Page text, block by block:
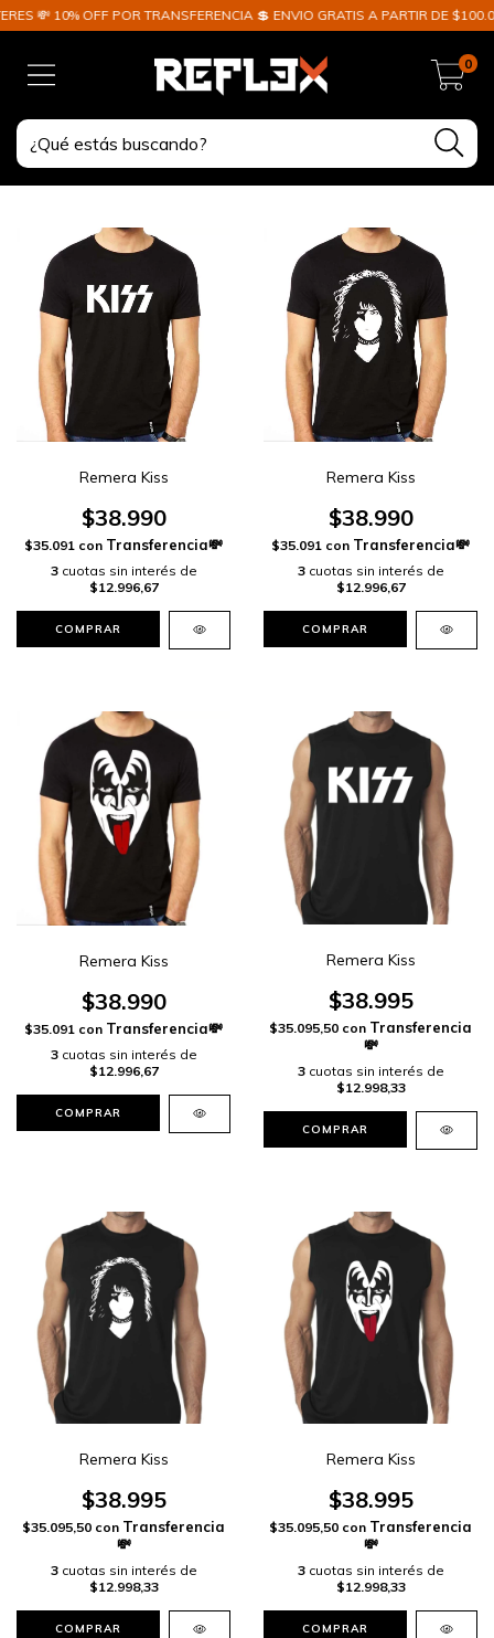
10% OFF POR TRANSFERENCIA 💲 ENVIO GRATIS A PARTIR DE $100.000
0
Remera Kiss
$38.990
$35.091 con
3 cuotas sin interés de
$12.996,67
COMPRAR
Remera Kiss
$38.990
$35.091 con
3 cuotas sin interés de
$12.996,67
COMPRAR
Remera Kiss
$38.990
$35.091 con
3 cuotas sin interés de
$12.996,67
COMPRAR
Remera Kiss
$38.995
$35.095,50 con
3 cuotas sin interés de
$12.998,33
COMPRAR
Remera Kiss
$38.995
$35.095,50 con
3 cuotas sin interés de
$12.998,33
COMPRAR
Remera Kiss
$38.995
$35.095,50 con
3 cuotas sin interés de
$12.998,33
COMPRAR